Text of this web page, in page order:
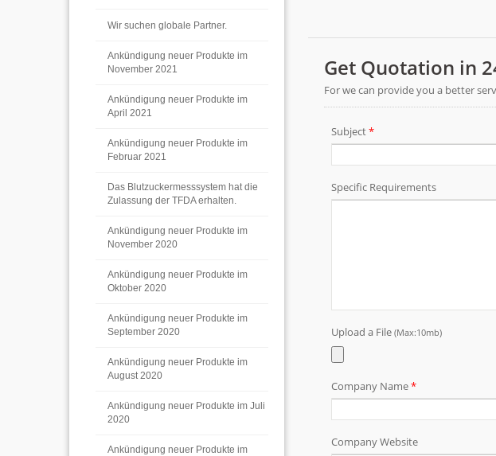
Wir suchen globale Partner.
Ankündigung neuer Produkte im
November 2021
Ankündigung neuer Produkte im
April 2021
Ankündigung neuer Produkte im
Februar 2021
Das Blutzuckermesssystem hat die
Zulassung der TFDA erhalten.
Ankündigung neuer Produkte im
November 2020
Ankündigung neuer Produkte im
Oktober 2020
Ankündigung neuer Produkte im
September 2020
Ankündigung neuer Produkte im
August 2020
Ankündigung neuer Produkte im Juli
2020
Ankündigung neuer Produkte im